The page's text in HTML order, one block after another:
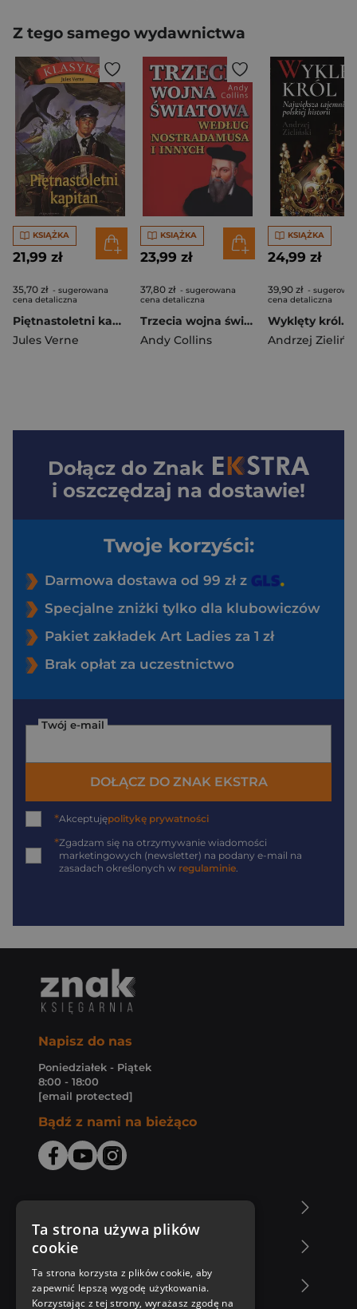
Z tego samego wydawnictwa
KSIĄŻKA
21,99 zł
35,70 zł - sugerowana
cena detaliczna
Piętnastoletni kapitan wyd. 3
Jules Verne
KSIĄŻKA
23,99 zł
37,80 zł - sugerowana
cena detaliczna
Trzecia wojna światowa według Nostradamusa i innych
Andy Collins
KSIĄŻKA
24,99 zł
39,90 zł -
cena detaliczna
Andrzej
Dołącz do Znak
i oszczędzaj na dostawie!
Twoje korzyści:
Darmowa dostawa od 99 zł z
Specjalne zniżki tylko dla klubowiczów
Pakiet zakładek Art Ladies za 1 zł
Brak opłat za uczestnictwo
Twój e-mail
DOŁĄCZ DO ZNAK EKSTRA
*Akceptujępolitykę prywatności
*Zgadzam się na otrzymywanie wiadomości
marketingowych (newsletter) na podany e-mail na
zasadach określonych w regulaminie
Napisz do nas
Poniedziałek - Piątek
8:00 - 18:00
[email protected]
Bądź z nami na bieżąco
Zakupy u nas
Nasza oferta
Ta strona używa plików
cookie
Ta strona korzysta z plików cookie, aby
zapewnić lepszą wygodę użytkowania.
Korzystając z tej strony, wyrażasz zgodę na